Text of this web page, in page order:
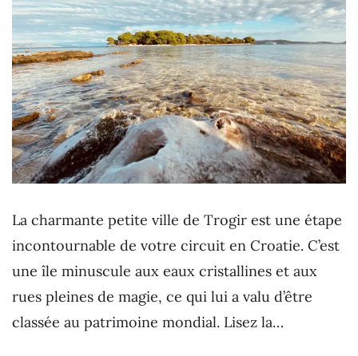
La charmante petite ville de Trogir est une étape
incontournable de votre circuit en Croatie. C’est
une île minuscule aux eaux cristallines et aux
rues pleines de magie, ce qui lui a valu d’être
classée au patrimoine mondial. Lisez la…